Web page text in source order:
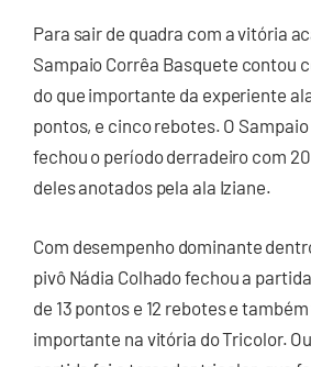
Para sair de quadra com a vitória
Sampaio Corrêa Basquete contou
do que importante da experiente
pontos, e cinco rebotes. O
fechou o período derradeiro com
deles anotados pela ala Iziane.
Com desempenho dominante
pivô Nádia Colhado fechou a
de 13 pontos e 12 rebotes e
importante na vitória do Tricolor.